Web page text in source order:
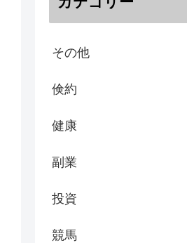
その他
倹約
健康
副業
投資
競馬